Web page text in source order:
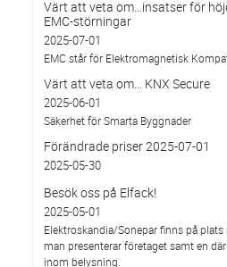
Värt att veta om…insatser för
EMC-störningar
2025-07-01
EMC står för Elektromagnetisk
Värt att veta om… KNX Secure
2025-06-01
Säkerhet för Smarta Byggnader
Förändrade priser 2025-07-01
2025-05-30
Besök oss på Elfack!
2025-05-01
Elektroskandia/Sonepar finns på
man presenterar företaget samt en
inom belysning.